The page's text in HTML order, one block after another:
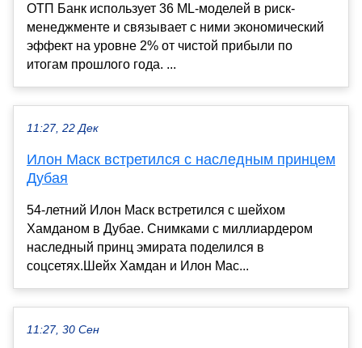
ОТП Банк использует 36 ML-моделей в риск-
менеджменте и связывает с ними экономический
эффект на уровне 2% от чистой прибыли по
итогам прошлого года. ...
11:27, 22 Дек
Илон Маск встретился с наследным принцем
Дубая
54-летний Илон Маск встретился с шейхом
Хамданом в Дубае. Снимками с миллиардером
наследный принц эмирата поделился в
соцсетях.Шейх Хамдан и Илон Мас...
11:27, 30 Сен